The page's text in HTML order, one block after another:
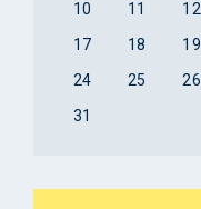
10
11 12
17
18 19
24
25 26
31